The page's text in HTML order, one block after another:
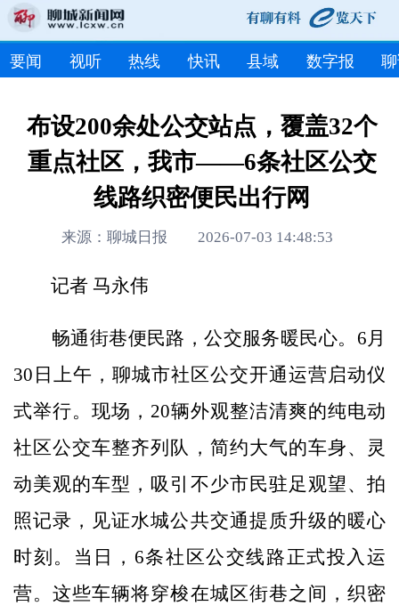
要闻 视听 热线 快讯 县域 数字报
布设200余处公交站点，覆盖32个
重点社区，我市——6条社区公交
线路织密便民出行网
来源：聊城日报 2026-07-03 14:48:53
记者 马永伟
畅通街巷便民路，公交服务暖民心。6月
30日上午，聊城市社区公交开通运营启动仪
式举行。现场，20辆外观整洁清爽的纯电动
社区公交车整齐列队，简约大气的车身、灵
动美观的车型，吸引不少市民驻足观望、拍
照记录，见证水城公共交通提质升级的暖心
时刻。当日，6条社区公交线路正式投入运
营。这些车辆将穿梭在城区街巷之间，织密